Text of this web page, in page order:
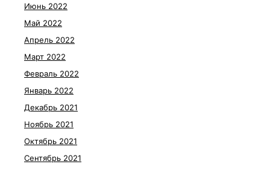
Июнь 2022
Май 2022
Апрель 2022
Март 2022
Февраль 2022
Январь 2022
Декабрь 2021
Ноябрь 2021
Октябрь 2021
Сентябрь 2021